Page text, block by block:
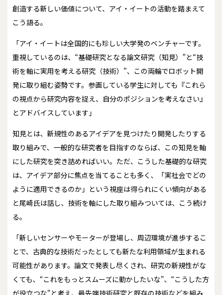
創造する新しい価値について、アイ・イートの活動を踏まえて
こう語る。
「アイ・イートは全国的にも珍しい大学発のベンチャーです。
重視しているのは、“基礎研究となる論文研究（知見）”と“技
術を軸に実用を考える研究（技術）”、この両輪でロボット開
発に取り組む姿勢です。参画している学生に対しても『これら
の視点から研究内容を捉え、自分のポジションを考えなさい』
とアドバイスしています」
知見とは、新規性のあるアイデアを見つけたり開発したりする
取り組みで、一般的な研究者を目指すのならば、この知見を軸
にした研究を突き詰めればいい。ただ、こうした基礎的な研究
は、アイデア部分に焦点を当てることも多く、「実社会でどの
ように適用できるのか」という視座は得られにくい傾向がある
と尾崎氏は話し、技術を軸にした取り組みついては、こう続け
る。
「新しいセンサーやモーターが登場し、周辺環境が進歩するこ
とで、古典的な技術だったとしても新たな利用領域が生まれる
可能性があります。論文で発表し尽くされ、研究の新規性がな
くても、“これをもっとスムーズに動かしたいな”、“こうした方
が役立つな”と考え、最先端技術研究と既存の技術などを組み